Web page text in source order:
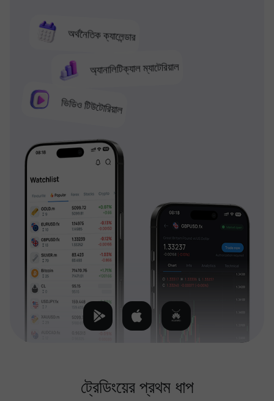
অর্থনৈতিক ক্যালেন্ডার
অ্যানালিটিক্যাল ম্যাটেরিয়াল
ভিডিও টিউটোরিয়াল
ট্রেডিংয়ের প্রথম ধাপ